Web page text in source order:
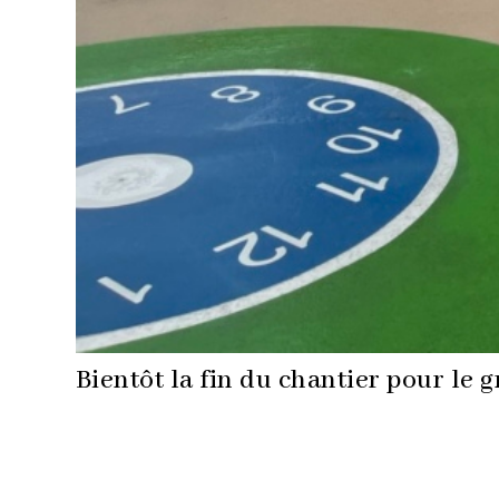
Bientôt la fin du chantier pour le